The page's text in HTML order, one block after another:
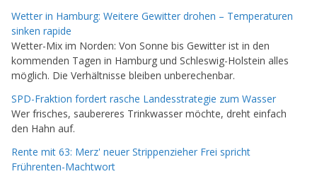
Wetter in Hamburg: Weitere Gewitter drohen – Temperaturen
sinken rapide
Wetter-Mix im Norden: Von Sonne bis Gewitter ist in den
kommenden Tagen in Hamburg und Schleswig-Holstein alles
möglich. Die Verhältnisse bleiben unberechenbar.
SPD-Fraktion fordert rasche Landesstrategie zum Wasser
Wer frisches, saubereres Trinkwasser möchte, dreht einfach
den Hahn auf.
Rente mit 63: Merz' neuer Strippenzieher Frei spricht
Frührenten-Machtwort